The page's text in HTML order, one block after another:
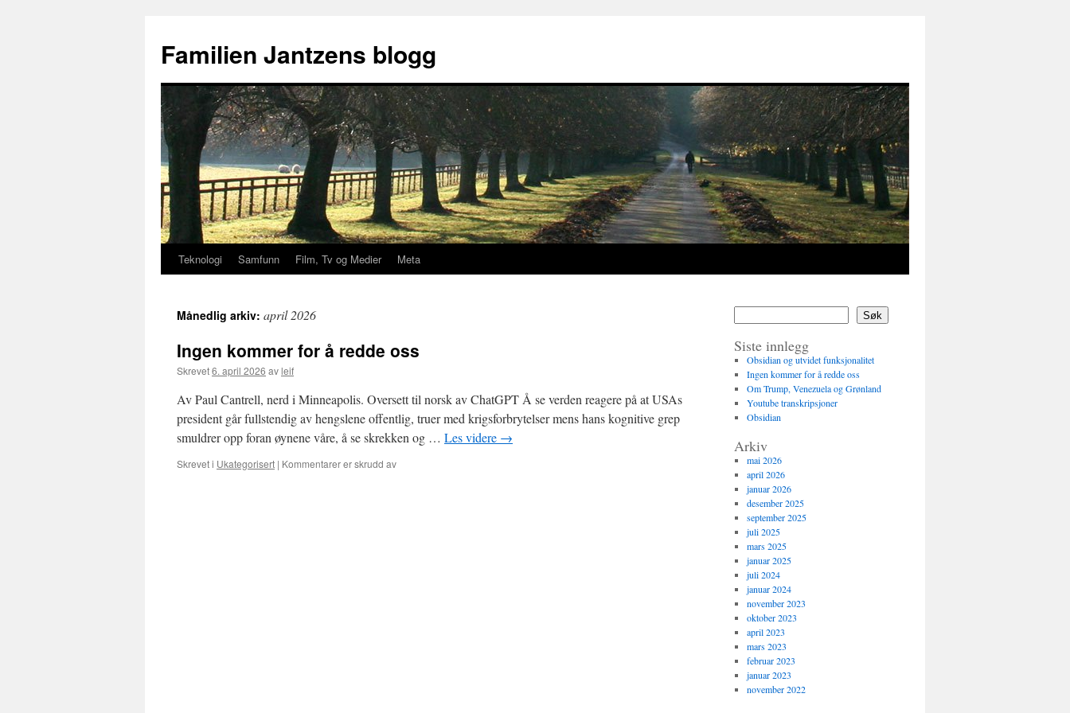
innhold
Familien Jantzens blogg
Teknologi Samfunn Film, Tv og Medier Meta
Månedlig arkiv: april 2026
Ingen kommer for å redde oss
Skrevet6. april 2026 avleif
Av Paul Cantrell, nerd i Minneapolis. Oversett til norsk av ChatGPT Å se verden reagere på at USAs
president går fullstendig av hengslene offentlig, truer med krigsforbrytelser mens hans kognitive grep
smuldrer opp foran øynene våre, å se skrekken og … Les videre →
Skrevet i Ukategorisert | Kommentarer er skrudd avfor
Søk
Siste innlegg
Obsidian og utvidet funksjonalitet
Ingen kommer for å redde oss
Om Trump, Venezuela og Grønland
Youtube transkripsjoner
Obsidian
Arkiv
mai 2026
april 2026
januar 2026
desember 2025
september 2025
juli 2025
mars 2025
januar 2025
juli 2024
januar 2024
november 2023
oktober 2023
april 2023
mars 2023
februar 2023
januar 2023
november 2022